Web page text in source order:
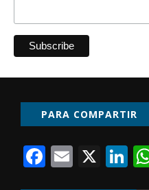
PARA COMPARTIR
Facebook
Email
X